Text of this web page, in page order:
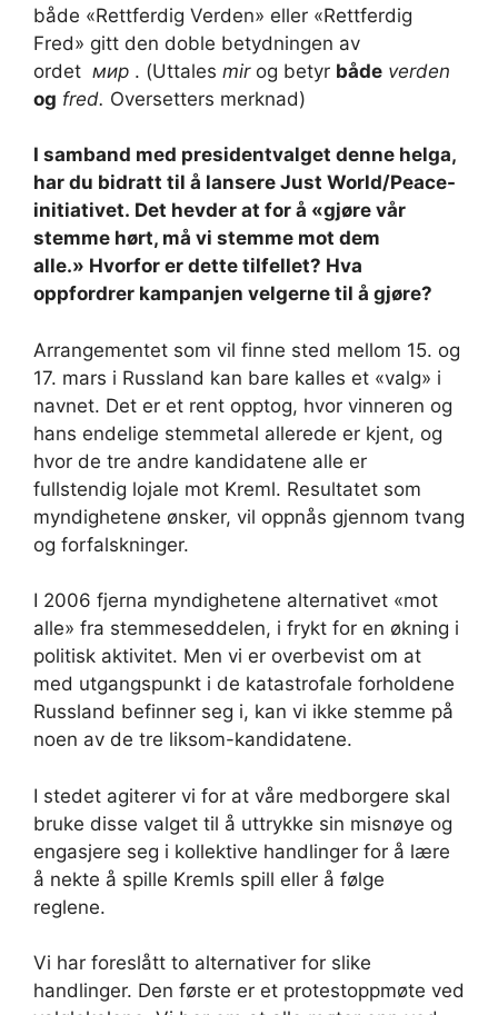
både «Rettferdig Verden» eller «Rettferdig
Fred» gitt den doble betydningen av
ordet мир . (Uttales mir og betyr både verden
og fred. Oversetters merknad)
I samband med presidentvalget denne helga,
har du bidratt til å lansere Just World/Peace-
initiativet. Det hevder at for å «gjøre vår
stemme hørt, må vi stemme mot dem
alle.» Hvorfor er dette tilfellet? Hva
oppfordrer kampanjen velgerne til å gjøre?
Arrangementet som vil finne sted mellom 15. og
17. mars i Russland kan bare kalles et «valg» i
navnet. Det er et rent opptog, hvor vinneren og
hans endelige stemmetal allerede er kjent, og
hvor de tre andre kandidatene alle er
fullstendig lojale mot Kreml. Resultatet som
myndighetene ønsker, vil oppnås gjennom tvang
og forfalskninger.
I 2006 fjerna myndighetene alternativet «mot
alle» fra stemmeseddelen, i frykt for en økning i
politisk aktivitet. Men vi er overbevist om at
med utgangspunkt i de katastrofale forholdene
Russland befinner seg i, kan vi ikke stemme på
noen av de tre liksom-kandidatene.
I stedet agiterer vi for at våre medborgere skal
bruke disse valget til å uttrykke sin misnøye og
engasjere seg i kollektive handlinger for å lære
å nekte å spille Kremls spill eller å følge
reglene.
Vi har foreslått to alternativer for slike
handlinger. Den første er et protestoppmøte ved